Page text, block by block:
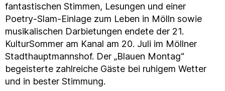
fantastischen Stimmen, Lesungen und einer
Poetry-Slam-Einlage zum Leben in Mölln sowie
musikalischen Darbietungen endete der 21.
KulturSommer am Kanal am 20. Juli im Möllner
Stadthauptmannshof. Der „Blauen Montag“
begeisterte zahlreiche Gäste bei ruhigem Wetter
und in bester Stimmung.